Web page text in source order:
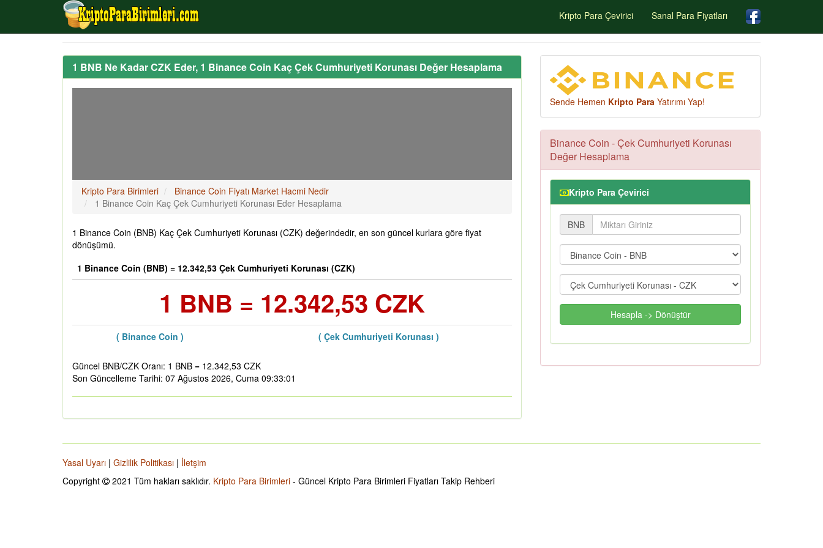
Kripto Para Çevirici Sanal Para Fiyatları
1 BNB Ne Kadar CZK Eder, 1 Binance Coin Kaç Çek Cumhuriyeti Korunası Değer Hesaplama
Kripto Para Birimleri
Binance Coin Fiyatı Market Hacmi Nedir
1 Binance Coin Kaç Çek Cumhuriyeti Korunası Eder Hesaplama
1 Binance Coin (BNB) Kaç Çek Cumhuriyeti Korunası (CZK) değerindedir, en son güncel kurlara göre fiyat
dönüşümü.
1 Binance Coin (BNB) = 12.342,53 Çek Cumhuriyeti Korunası (CZK)
1 BNB = 12.342,53 CZK
( Binance Coin ) ( Çek Cumhuriyeti Korunası )
Güncel BNB/CZK Oranı: 1 BNB = 12.342,53 CZK
Son Güncelleme Tarihi: 07 Ağustos 2026, Cuma 09:33:01
Sende Hemen Kripto Para Yatırımı Yap!
Binance Coin - Çek Cumhuriyeti Korunası
Değer Hesaplama
Kripto Para Çevirici
BNB
Hesapla -> Dönüştür
Yasal Uyarı | Gizlilik Politikası | İletşim
Copyright
2021 Tüm hakları saklıdır. Kripto Para Birimleri - Güncel Kripto Para Birimleri Fiyatları Takip Rehberi